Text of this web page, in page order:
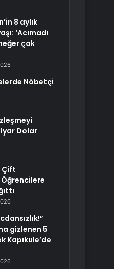
8 aylık
‘Acımadı
çok
Nöbetçi
Dolar
Çift
gizlenen 5
Kapıkule’de